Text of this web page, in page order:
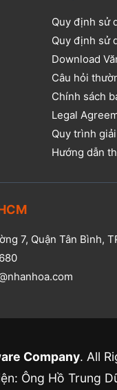
Quy định sử
Quy định sử
Download
Câu hỏi
Chính sách
Legal
Quy trình
Hướng dẫn
7, Quận Tân Bình,
Company. All
Ông Hồ Trung